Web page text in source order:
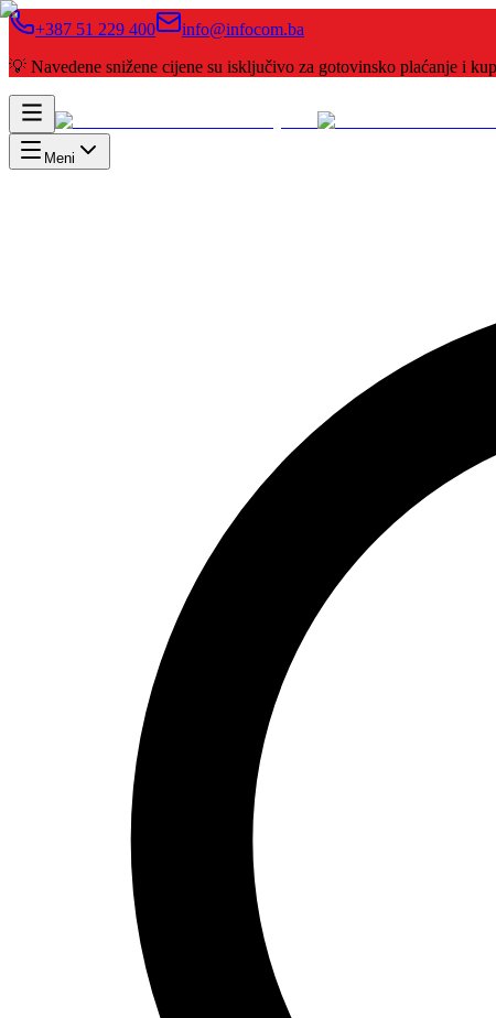
+387 51 229 400
info@infocom.ba
💡 Navedene snižene cijene su isključivo za gotovinsko plaćanje i
Meni